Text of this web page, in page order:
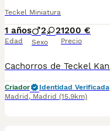
Teckel Miniatura
1 años
Edad
2 2
Sexo
1200 €
Precio
Criador
Identidad Verificada
Madrid , Madrid (15.9km)